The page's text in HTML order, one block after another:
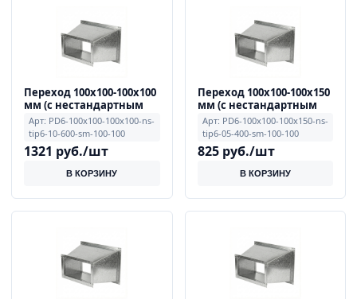
Переход 100x100-100x100
мм (с нестандартным
смещением, тип 6), 1.0
мм, примечание L=600
мм, смещение E=100,
F=100
Арт: PD6-100x100-100x100-ns-
tip6-10-600-sm-100-100
1321 руб./шт
В КОРЗИНУ
Переход 100x100-100x150
мм (с нестандартным
смещением, тип 6), 0.5
мм, примечание L=400
мм, смещение E=100,
F=100
Арт: PD6-100x100-100x150-ns-
tip6-05-400-sm-100-100
825 руб./шт
В КОРЗИНУ